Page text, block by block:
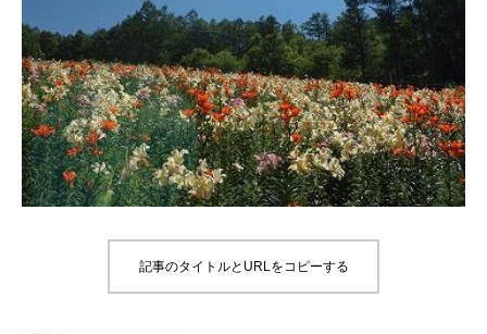
記事のタイトルとURLをコピーする